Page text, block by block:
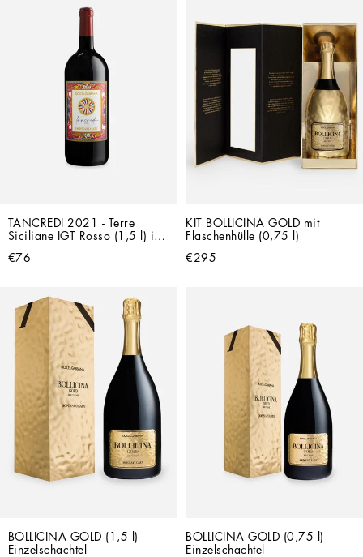
TANCREDI 2021 - Terre
Siciliane IGT Rosso (1,5 l) in
€76
KIT BOLLICINA GOLD mit
Flaschenhülle (0,75 l)
€295
BOLLICINA GOLD (1,5 l)
Einzelschachtel
BOLLICINA GOLD (0,75 l)
Einzelschachtel